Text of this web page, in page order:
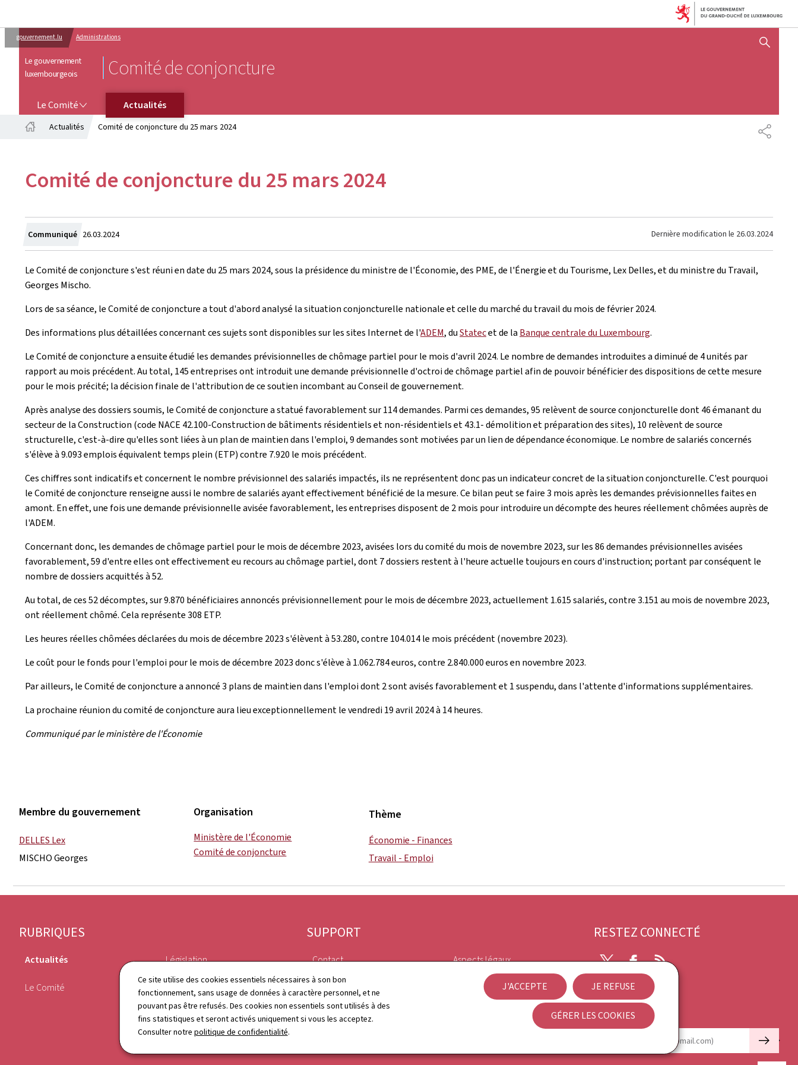
Ce site utilise des cookies essentiels nécessaires à son bon
fonctionnement, sans usage de données à caractère personnel, et ne
pouvant pas être refusés. Des cookies non essentiels sont utilisés à des
fins statistiques et seront activés uniquement si vous les acceptez.
Consulter notre politique de confidentialité.
J'ACCEPTE JE REFUSE
GÉRER LES COOKIES
gouvernement.lu Administrations
Le gouvernement
luxembourgeois
Comité de conjoncture
AFFICHER / MASQUER
Le Comité
Actualités
Actualités Comité de conjoncture du 25 mars 2024
Comité de conjoncture du 25 mars 2024
Communiqué Crée
le
26.03.2024 Dernière modification le 26.03.2024
Le Comité de conjoncture s'est réuni en date du 25 mars 2024, sous la présidence du ministre de l'Économie, des PME, de l'Énergie et du Tourisme, Lex Delles, et du ministre du Travail,
Georges Mischo.
Lors de sa séance, le Comité de conjoncture a tout d'abord analysé la situation conjoncturelle nationale et celle du marché du travail du mois de février 2024.
Des informations plus détaillées concernant ces sujets sont disponibles sur les sites Internet de l'ADEM, duStatecet de la Banque centrale du Luxembourg.
Le Comité de conjoncture a ensuite étudié les demandes prévisionnelles de chômage partiel pour le mois d'avril 2024. Le nombre de demandes introduites a diminué de 4 unités par
rapport au mois précédent. Au total, 145 entreprises ont introduit une demande prévisionnelle d'octroi de chômage partiel afin de pouvoir bénéficier des dispositions de cette mesure
pour le mois précité; la décision finale de l'attribution de ce soutien incombant au Conseil de gouvernement.
Après analyse des dossiers soumis, le Comité de conjoncture a statué favorablement sur 114 demandes. Parmi ces demandes, 95 relèvent de source conjoncturelle dont 46 émanant du
secteur de la Construction (code NACE 42.100-Construction de bâtiments résidentiels et non-résidentiels et 43.1- démolition et préparation des sites), 10 relèvent de source
structurelle, c'est-à-dire qu'elles sont liées à un plan de maintien dans l'emploi, 9 demandes sont motivées par un lien de dépendance économique. Le nombre de salariés concernés
s'élève à 9.093 emplois équivalent temps plein (ETP) contre 7.920 le mois précédent.
Ces chiffres sont indicatifs et concernent le nombre prévisionnel des salariés impactés, ils ne représentent donc pas un indicateur concret de la situation conjoncturelle. C'est pourquoi
le Comité de conjoncture renseigne aussi le nombre de salariés ayant effectivement bénéficié de la mesure. Ce bilan peut se faire 3 mois après les demandes prévisionnelles faites en
amont. En effet, une fois une demande prévisionnelle avisée favorablement, les entreprises disposent de 2 mois pour introduire un décompte des heures réellement chômées auprès de
l'ADEM.
Concernant donc, les demandes de chômage partiel pour le mois de décembre 2023, avisées lors du comité du mois de novembre 2023, sur les 86 demandes prévisionnelles avisées
favorablement, 59 d'entre elles ont effectivement eu recours au chômage partiel, dont 7 dossiers restent à l'heure actuelle toujours en cours d'instruction; portant par conséquent le
nombre de dossiers acquittés à 52.
Au total, de ces 52 décomptes, sur 9.870 bénéficiaires annoncés prévisionnellement pour le mois de décembre 2023, actuellement 1.615 salariés, contre 3.151 au mois de novembre 2023,
ont réellement chômé. Cela représente 308 ETP.
Les heures réelles chômées déclarées du mois de décembre 2023 s'élèvent à 53.280, contre 104.014 le mois précédent (novembre 2023).
Le coût pour le fonds pour l'emploi pour le mois de décembre 2023 donc s'élève à 1.062.784 euros, contre 2.840.000 euros en novembre 2023.
Par ailleurs, le Comité de conjoncture a annoncé 3 plans de maintien dans l'emploi dont 2 sont avisés favorablement et 1 suspendu, dans l'attente d'informations supplémentaires.
La prochaine réunion du comité de conjoncture aura lieu exceptionnellement le vendredi 19 avril 2024 à 14 heures.
Communiqué par le ministère de l'Économie
Membre du gouvernement
DELLES Lex
MISCHO Georges
Organisation
Ministère de l'Économie
Comité de conjoncture
Thème
Économie - Finances
Travail - Emploi
Pied
de
RUBRIQUES
Actualités
Le Comité
Législation
Annuaire
SUPPORT
Contact
Plan du site
À propos du site
Aspects légaux
Déclaration d'accessibilité
RESTEZ CONNECTÉ
TwitterFacebook
RSS
Newsletter
🡒